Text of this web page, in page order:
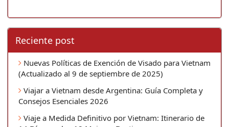
Reciente post
Nuevas Políticas de Exención de Visado para Vietnam
(Actualizado al 9 de septiembre de 2025)
Viajar a Vietnam desde Argentina: Guía Completa y
Consejos Esenciales 2026
Viaje a Medida Definitivo por Vietnam: Itinerario de